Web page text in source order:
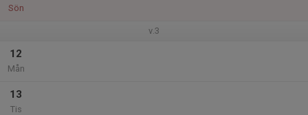
Sön
v.3
12
Mån
13
Tis